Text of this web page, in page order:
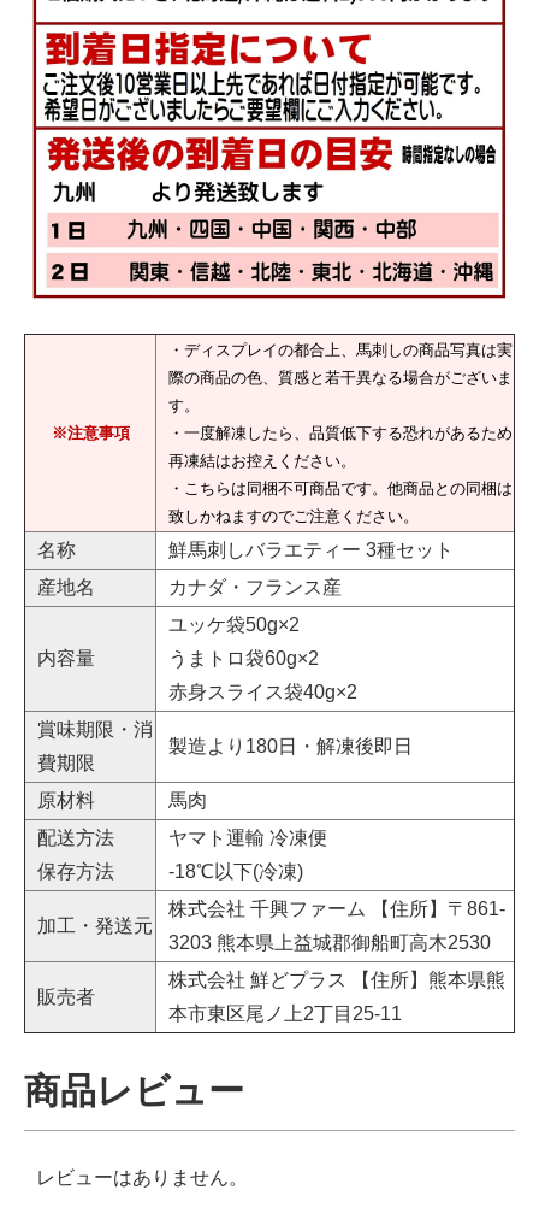
※注意事項
・ディスプレイの都合上、馬刺しの商品写真は実
際の商品の色、質感と若干異なる場合がございま
す。
・一度解凍したら、品質低下する恐れがあるため
再凍結はお控えください。
・こちらは同梱不可商品です。他商品との同梱は
致しかねますのでご注意ください。
名称
鮮馬刺しバラエティー 3種セット
産地名
カナダ・フランス産
内容量
ユッケ袋50g×2
うまトロ袋60g×2
赤身スライス袋40g×2
賞味期限・消
費期限
製造より180日・解凍後即日
原材料
馬肉
配送方法
保存方法
ヤマト運輸 冷凍便
-18℃以下(冷凍)
加工・発送元
株式会社 千興ファーム 【住所】〒861-
3203 熊本県上益城郡御船町高木2530
販売者
株式会社 鮮どプラス 【住所】熊本県熊
本市東区尾ノ上2丁目25-11
商品レビュー
レビューはありません。